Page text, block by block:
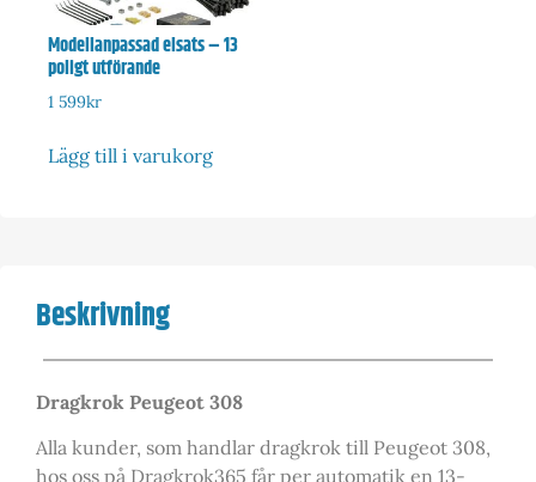
Modellanpassad elsats – 13
poligt utförande
1 599kr
Lägg till i varukorg
Beskrivning
Dragkrok Peugeot 308
Alla kunder, som handlar dragkrok till Peugeot 308,
hos oss på Dragkrok365 får per automatik en 13-